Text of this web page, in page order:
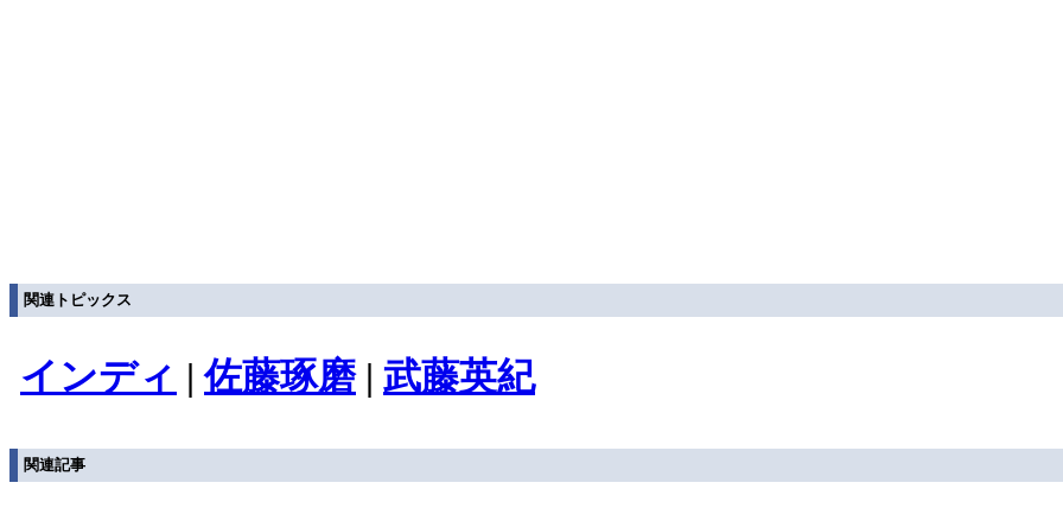
関連トピックス
インディ |佐藤琢磨| 武藤英紀
関連記事